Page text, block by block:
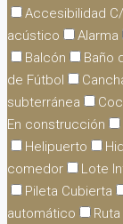
Accesibilidad
acústico
Alarma
Balcón
Baño
de Fútbol
subterránea
En construcción
Helipuerto
comedor
Lote
Pileta Cubierta
automático
Ruta